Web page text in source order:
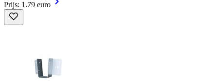
Prijs: 1.79 euro